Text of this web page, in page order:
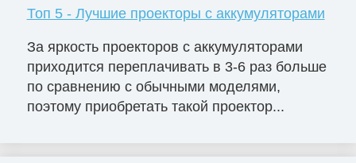
Топ 5 - Лучшие проекторы с аккумуляторами
За яркость проекторов с аккумуляторами
приходится переплачивать в 3-6 раз больше
по сравнению с обычными моделями,
поэтому приобретать такой проектор...